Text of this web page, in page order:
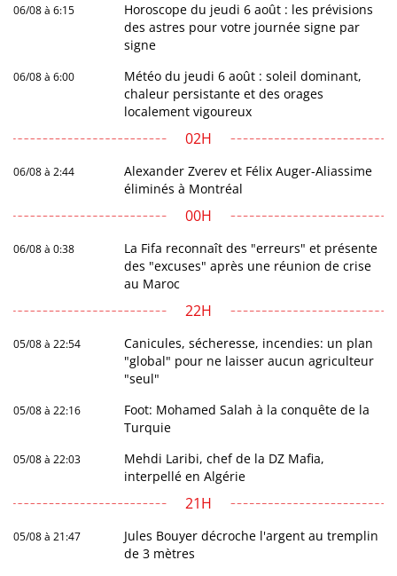
06/08 à 6:15
Horoscope du jeudi 6 août : les prévisions
des astres pour votre journée signe par
signe
06/08 à 6:00
Météo du jeudi 6 août : soleil dominant,
chaleur persistante et des orages
localement vigoureux
02H
06/08 à 2:44
Alexander Zverev et Félix Auger-Aliassime
éliminés à Montréal
00H
06/08 à 0:38
La Fifa reconnaît des "erreurs" et présente
des "excuses" après une réunion de crise
au Maroc
22H
05/08 à 22:54
Canicules, sécheresse, incendies: un plan
"global" pour ne laisser aucun agriculteur
"seul"
05/08 à 22:16
Foot: Mohamed Salah à la conquête de la
Turquie
05/08 à 22:03
Mehdi Laribi, chef de la DZ Mafia,
interpellé en Algérie
21H
05/08 à 21:47
Jules Bouyer décroche l'argent au tremplin
de 3 mètres